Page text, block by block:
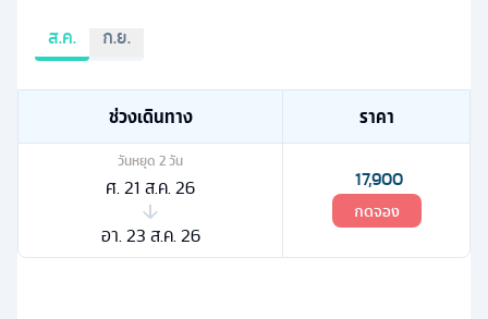
ส.ค. ก.ย.
ช่วงเดินทาง ราคา
วันหยุด 2วัน
ศ. 21 ส.ค. 26
อา. 23 ส.ค. 26
17,900
กดจอง